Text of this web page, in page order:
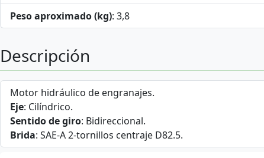
Peso aproximado (kg): 3,8
Descripción
Motor hidráulico de engranajes.
Eje: Cilíndrico.
Sentido de giro: Bidireccional.
Brida: SAE-A 2-tornillos centraje D82.5.